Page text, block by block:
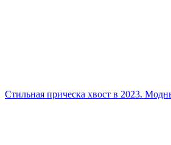
Стильная прическа хвост в 2023.